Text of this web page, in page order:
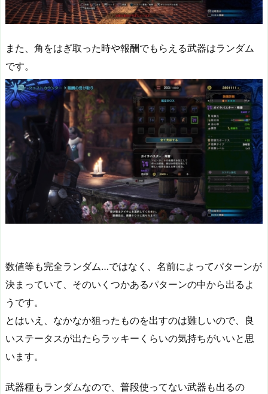
また、角をはぎ取った時や報酬でもらえる武器はランダム
です。
数値等も完全ランダム…ではなく、名前によってパターンが
決まっていて、そのいくつかあるパターンの中から出るよ
うです。
とはいえ、なかなか狙ったものを出すのは難しいので、良
いステータスが出たらラッキーくらいの気持ちがいいと思
います。
武器種もランダムなので、普段使ってない武器も出るの